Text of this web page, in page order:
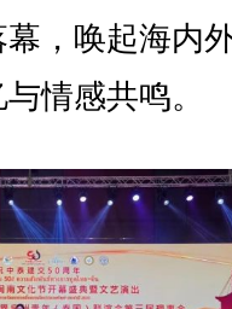
，唤起海内
情感共鸣。